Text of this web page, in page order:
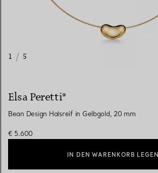
1 / 5
Elsa Peretti®
Bean Design Halsreif in Gelbgold, 20 mm
€ 5.600
IN DEN WARENKORB LEGEN